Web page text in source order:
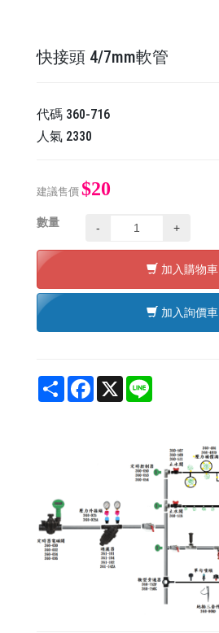
快接頭 4/7mm軟管
代碼 360-716
人氣 2330
建議售價 $20
數量 - +
加入購物車
加入詢價車
Share Facebook
X